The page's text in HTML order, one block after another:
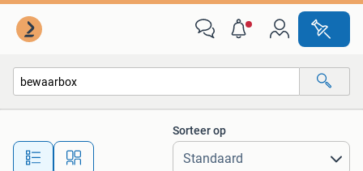
Alle afstanden…
Sorteer op